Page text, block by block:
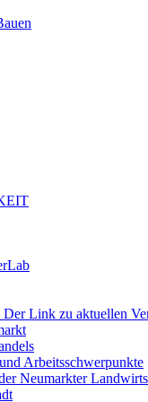
Link zu aktuellen
Arbeitsschwerpunkte
Neumarkter